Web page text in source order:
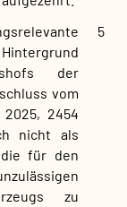
5
der
vom
2454
nicht als
die für den
zu